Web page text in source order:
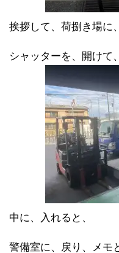
挨拶して、荷捌き場に
シャッターを、開けて、
中に、入れると、
警備室に、戻り、メモ